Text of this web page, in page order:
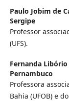
Paulo Jobim de
Sergipe
Professor
(UFS).
Fernanda
Pernambuco
Professora
Bahia (UFOB) e